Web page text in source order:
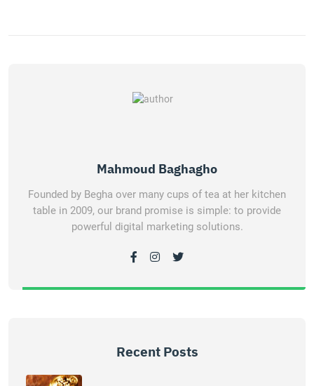
Mahmoud Baghagho
Founded by Begha over many cups of tea at her kitchen
table in 2009, our brand promise is simple: to provide
powerful digital marketing solutions.
Recent Posts